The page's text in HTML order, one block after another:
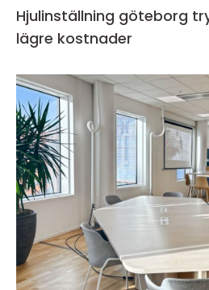
Hjulinställning göteborg tryggare körning och
lägre kostnader